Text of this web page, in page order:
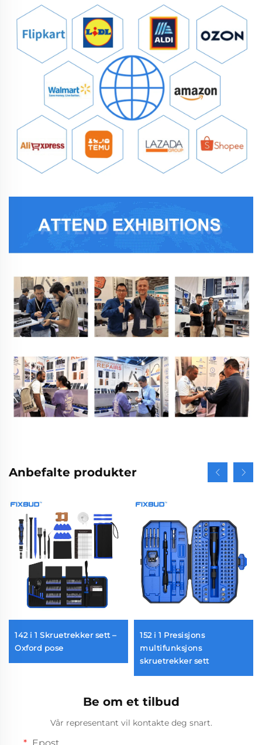
Anbefalte produkter
142 i 1 Skruetrekker sett –
Oxford pose
152 i 1 Presisjons
multifunksjons
skruetrekker sett
Be om et tilbud
Vår representant vil kontakte deg snart.